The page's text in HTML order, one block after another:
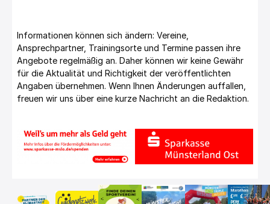
Informationen können sich ändern: Vereine,
Ansprechpartner, Trainingsorte und Termine passen ihre
Angebote regelmäßig an. Daher können wir keine Gewähr
für die Aktualität und Richtigkeit der veröffentlichten
Angaben übernehmen. Wenn Ihnen Änderungen auffallen,
freuen wir uns über eine kurze Nachricht an die Redaktion.